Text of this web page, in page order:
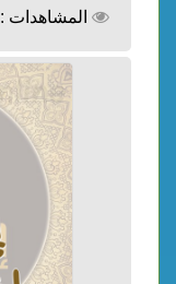
المشاهدات : 1076